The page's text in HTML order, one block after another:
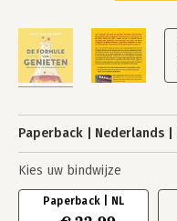
Paperback Nederlands
Kies uw bindwijze
Paperback | NL